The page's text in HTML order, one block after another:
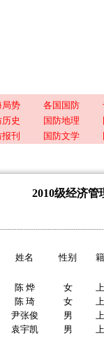
局势 各国国防
历史 国防地理
刊 国防文学
2010级经济
姓名 性别
陈 烨 女
陈 琦 女
尹张俊 男
袁宇凯 男